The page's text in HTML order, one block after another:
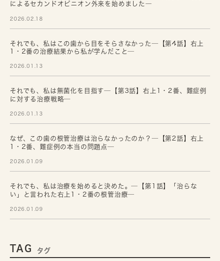
によるセカンドオピニオン外来を始めました―
2026.02.18
それでも、私はこの歯から目をそらさなかった─【第4話】右上
1・2番の治療結果から私が学んだこと─
2026.01.13
それでも、私は無菌化を目指す─【第3話】右上1・2番、難症例
に対する治療戦略─
2026.01.13
なぜ、この歯の根管治療は治らなかったのか？─【第2話】右上
1・2番、難症例の本当の問題点─
2026.01.09
それでも、私は治療を始めると決めた。─【第1話】「治らな
い」と言われた右上1・2番の根管治療─
2026.01.09
TAG タグ